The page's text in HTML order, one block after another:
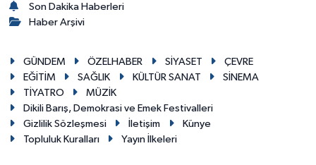
Son Dakika Haberleri
Haber Arşivi
GÜNDEM ÖZELHABER SİYASET
ÇEVRE
EĞİTİM
SAĞLIK KÜLTÜR SANAT
SİNEMA
TİYATRO
MÜZİK
Dikili Barış, Demokrasi ve Emek Festivalleri
Gizlilik Sözleşmesi
İletişim
Künye
Topluluk Kuralları
Yayın İlkeleri